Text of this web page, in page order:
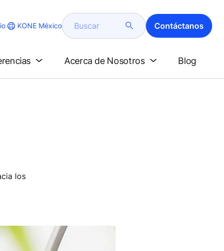
KONE México Buscar Contáctanos
Acerca de Nosotros Blog
los